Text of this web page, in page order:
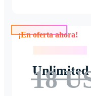
Unlimited
18